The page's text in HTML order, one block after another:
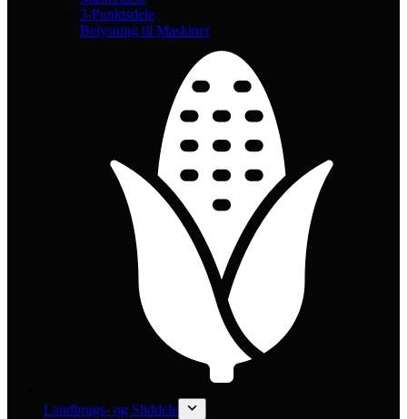
3-Punktsdele
Belysning til Maskiner
Landbrugs- og Sliddele